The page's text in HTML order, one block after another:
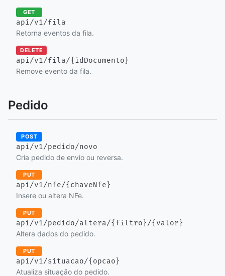
GET
api/v1/fila
Retorna eventos da fila.
DELETE
api/v1/fila/{idDocumento}
Remove evento da fila.
Pedido
POST
api/v1/pedido/novo
Cria pedido de envio ou reversa.
PUT
api/v1/nfe/{chaveNfe}
Insere ou altera NFe.
PUT
api/v1/pedido/altera/{filtro}/{valor}
Altera dados do pedido.
PUT
api/v1/situacao/{opcao}
Atualiza situação do pedido.